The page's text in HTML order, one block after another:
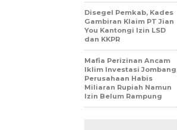
Disegel Pemkab, Kades
Gambiran Klaim PT Jian
You Kantongi Izin LSD
dan KKPR
Mafia Perizinan Ancam
Iklim Investasi
Perusahaan Habis
Miliaran Rupiah Namun
Izin Belum Rampung